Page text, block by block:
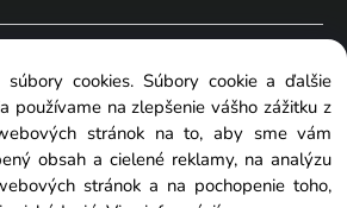
cookies. Súbory cookie a ďalšie
používame na zlepšenie vášho zážitku z
stránok na to, aby sme vám
obsah a cielené reklamy, na analýzu
stránok a na pochopenie toho,